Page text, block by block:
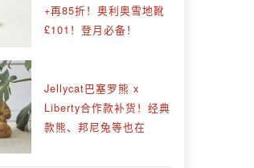
+再85折！奥利奥雪地靴
£101！登月必备！
Jellycat巴塞罗熊 x
Liberty合作款补货！经典
款熊、邦尼兔等也在